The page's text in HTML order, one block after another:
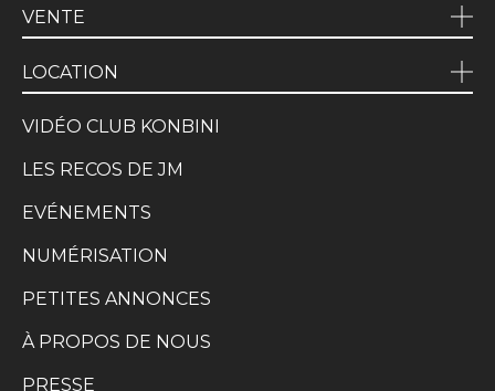
VENTE
LOCATION
VIDÉO CLUB KONBINI
LES RECOS DE JM
EVÉNEMENTS
NUMÉRISATION
PETITES ANNONCES
À PROPOS DE NOUS
PRESSE